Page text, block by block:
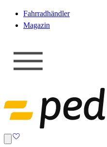
Fahrradhändler
Magazin